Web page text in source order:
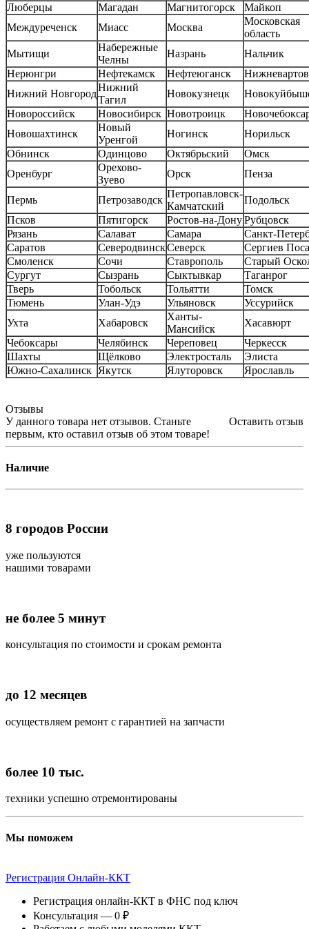
Люберцы
Магадан Магнитогорск
Майкоп
Междуреченск
Миасс Москва
Московская
область
Мытищи
Набережные
Челны
Назрань
Нальчик
Нерюнгри
Нефтекамск Нефтеюганск
Нижний Новгород
Нижний
Тагил
Новокузнецк
Новороссийск
Новосибирск Новотроицк
Новошахтинск
Новый
Уренгой
Ногинск
Норильск
Обнинск
Одинцово Октябрьский
Омск
Оренбург
Орехово-
Зуево
Орск Пенза
Пермь Петрозаводск
Петропавловск-
Камчатский
Подольск
Псков
Пятигорск Ростов-на-ДонуРубцовск
Рязань
Салават Самара
Санкт-
Саратов
СеверодвинскСеверск
Сергиев
Смоленск
Сочи Ставрополь
Старый
Сургут
Сызрань Сыктывкар
Таганрог
Тверь
Тобольск Тольятти
Томск
Тюмень
Улан-Удэ Ульяновск
Уссурийск
Ухта
Хабаровск
Ханты-
Мансийск
Хасавюрт
Чебоксары
Челябинск Череповец
Черкесск
Шахты
Щёлково Электросталь
Элиста
Южно-Сахалинск Якутск Ялуторовск Ярославль
Отзывы
Оставить отзыв
У данного товара нет отзывов. Станьте
первым, кто оставил отзыв об этом товаре!
Наличие
8 городов России
уже пользуются
нашими товарами
не более 5 минут
консультация по стоимости и срокам ремонта
до 12 месяцев
осуществляем ремонт с гарантией на запчасти
более 10 тыс.
техники успешно отремонтированы
Мы поможем
Регистрация Онлайн-ККТ
Регистрация онлайн-ККТ в ФНС под ключ
Консультация — 0 ₽